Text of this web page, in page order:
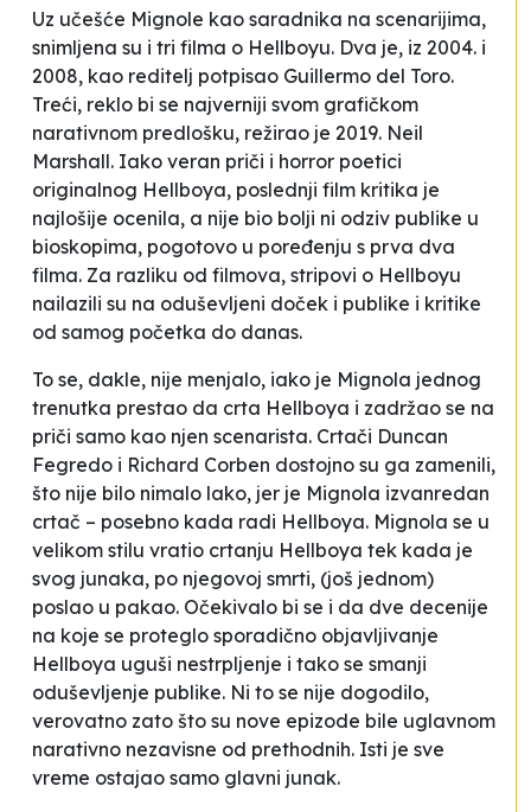
Uz učešće Mignole kao saradnika na scenarijima,
snimljena su i tri filma o Hellboyu. Dva je, iz 2004. i
2008, kao reditelj potpisao Guillermo del Toro.
Treći, reklo bi se najverniji svom grafičkom
narativnom predlošku, režirao je 2019. Neil
Marshall. Iako veran priči i horror poetici
originalnog Hellboya, poslednji film kritika je
najlošije ocenila, a nije bio bolji ni odziv publike u
bioskopima, pogotovo u poređenju s prva dva
filma. Za razliku od filmova, stripovi o Hellboyu
nailazili su na oduševljeni doček i publike i kritike
od samog početka do danas.
To se, dakle, nije menjalo, iako je Mignola jednog
trenutka prestao da crta Hellboya i zadržao se na
priči samo kao njen scenarista. Crtači Duncan
Fegredo i Richard Corben dostojno su ga zamenili,
što nije bilo nimalo lako, jer je Mignola izvanredan
crtač – posebno kada radi Hellboya. Mignola se u
velikom stilu vratio crtanju Hellboya tek kada je
svog junaka, po njegovoj smrti, (još jednom)
poslao u pakao. Očekivalo bi se i da dve decenije
na koje se proteglo sporadično objavljivanje
Hellboya uguši nestrpljenje i tako se smanji
oduševljenje publike. Ni to se nije dogodilo,
verovatno zato što su nove epizode bile uglavnom
narativno nezavisne od prethodnih. Isti je sve
vreme ostajao samo glavni junak.